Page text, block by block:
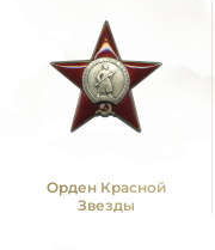
Орден Красной
Звезды